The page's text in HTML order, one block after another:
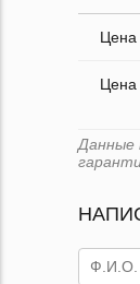
Цена
Цена
Данные